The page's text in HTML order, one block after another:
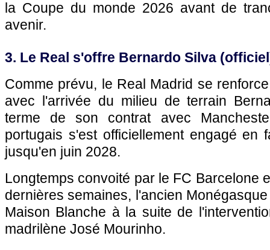
la Coupe du monde 2026 avant de
avenir.
3. Le Real s'offre Bernardo Silva
Comme prévu, le Real Madrid se
avec l'arrivée du milieu de terrain
terme de son contrat avec
portugais s'est officiellement engagé en
jusqu'en juin 2028.
Longtemps convoité par le FC Barcelone
dernières semaines, l'ancien
Maison Blanche à la suite de
madrilène José Mourinho.